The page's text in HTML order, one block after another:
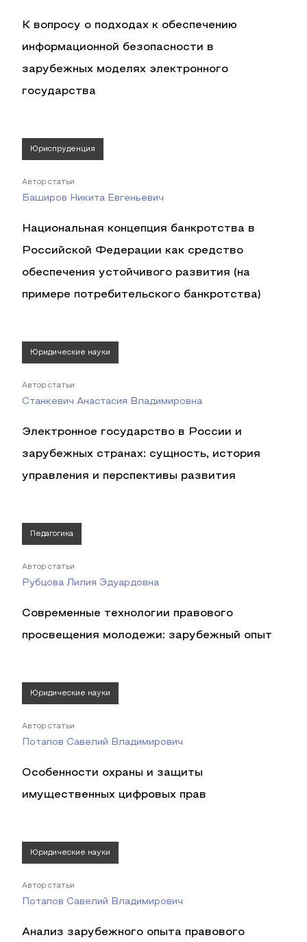
К вопросу о подходах к обеспечению
информационной безопасности в
зарубежных моделях электронного
государства
Юриспруденция
Автор статьи
Баширов Никита Евгеньевич
Национальная концепция банкротства в
Российской Федерации как средство
обеспечения устойчивого развития (на
примере потребительского банкротства)
Юридические науки
Автор статьи
Станкевич Анастасия Владимировна
Электронное государство в России и
зарубежных странах: сущность, история
управления и перспективы развития
Педагогика
Автор статьи
Рубцова Лилия Эдуардовна
Современные технологии правового
просвещения молодежи: зарубежный опыт
Юридические науки
Автор статьи
Потапов Савелий Владимирович
Особенности охраны и защиты
имущественных цифровых прав
Юридические науки
Автор статьи
Потапов Савелий Владимирович
Анализ зарубежного опыта правового